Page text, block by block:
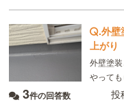
.外壁
上がり
外壁塗
やって
れは普
3件の回答数 投